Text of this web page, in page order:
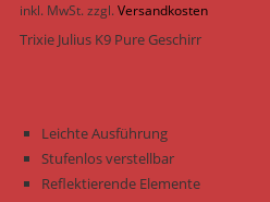
inkl. MwSt.zzgl.Versandkosten
Trixie Julius K9 Pure Geschirr
Leichte Ausführung
Stufenlos verstellbar
Reflektierende Elemente